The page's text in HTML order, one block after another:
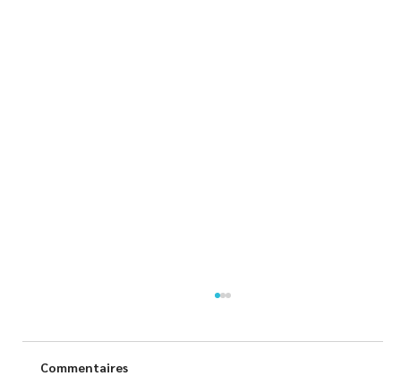
Commentaires